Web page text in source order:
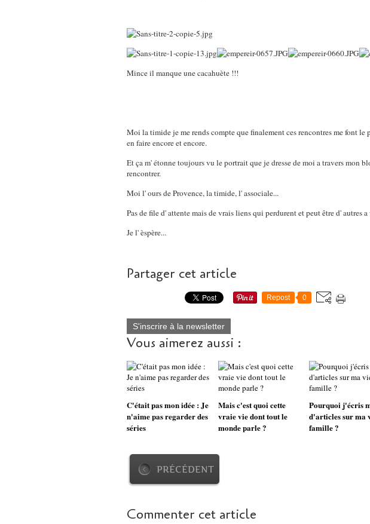
Mince il manque une cacahuète !!!
Moi la timide je me rends compte que finalement ces rencontres me font
en faire encore et encore.
Et ça m' étonne toujours vu le portrait que je dresse de moi a travers mon
rencontrer.
Moi l' ours de Provence, la timide, l' associale...
Pas de file d' attente mais de vrais liens qui perdurent et peut être d' autres
Je l' èspère...
Partager cet article
Repost 0
S'inscrire à la newsletter
Vous aimerez aussi :
C'était pas mon idée : Je
n'aime pas regarder des
séries
Mais c'est quoi cette
vraie vie dont tout le
monde parle ?
Pourquoi j'écris
d'articles sur ma
famille ?
PRÉCÉDENT
Commenter cet article